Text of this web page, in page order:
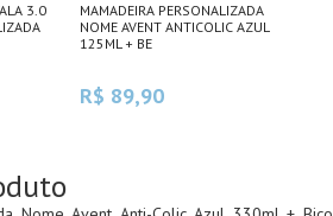
3.0
MAMADEIRA PERSONALIZADA
NOME AVENT ANTICOLIC AZUL
125ML + BE
R$ 89,90